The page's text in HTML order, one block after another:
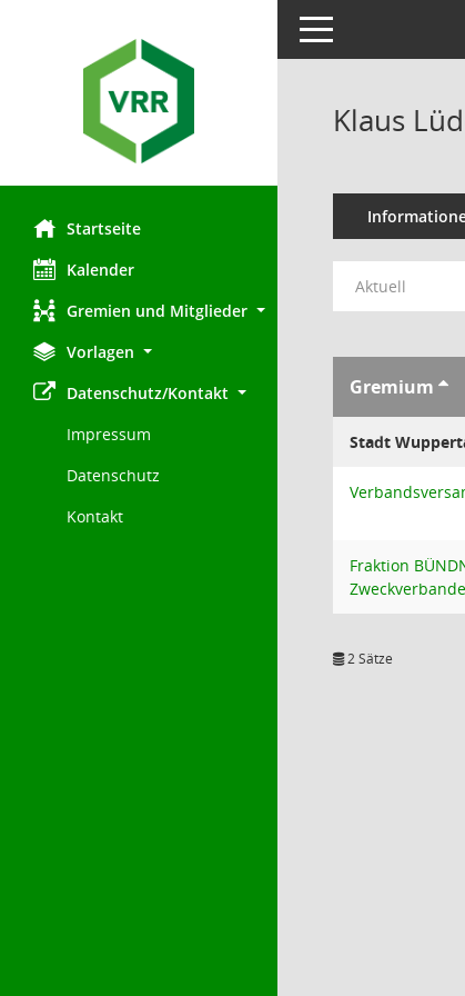
Startseite
Kalender
Gremien und Mitglieder
Vorlagen
Datenschutz/Kontakt
Impressum
Datenschutz
Kontakt
Toggle navigation
Klaus
Aktuell
Gremium
Stadt
Fraktion
2 Sätze